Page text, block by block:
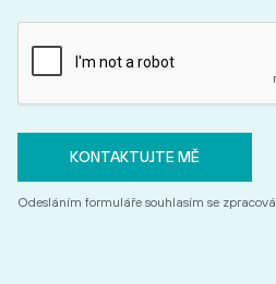
Odesláním formuláře souhlasím se